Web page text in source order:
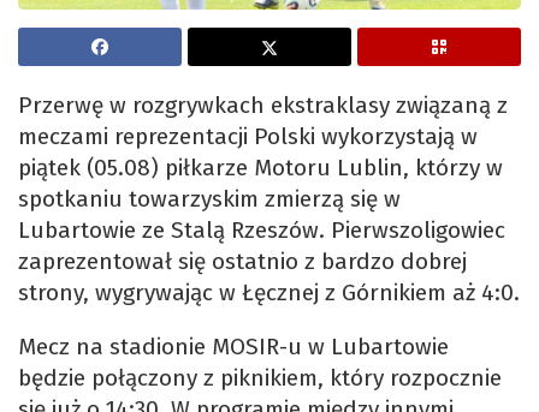
Przerwę w rozgrywkach ekstraklasy związaną z
meczami reprezentacji Polski wykorzystają w
piątek (05.08) piłkarze Motoru Lublin, którzy w
spotkaniu towarzyskim zmierzą się w
Lubartowie ze Stalą Rzeszów. Pierwszoligowiec
zaprezentował się ostatnio z bardzo dobrej
strony, wygrywając w Łęcznej z Górnikiem aż 4:0.
Mecz na stadionie MOSIR-u w Lubartowie
będzie połączony z piknikiem, który rozpocznie